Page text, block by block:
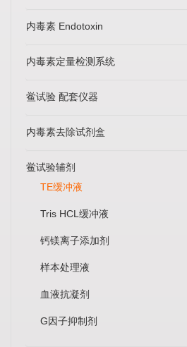
内毒素 Endotoxin
内毒素定量检测系统
鲎试验 配套仪器
内毒素去除试剂盒
鲎试验辅剂
TE缓冲液
Tris HCL缓冲液
钙镁离子添加剂
样本处理液
血液抗凝剂
G因子抑制剂